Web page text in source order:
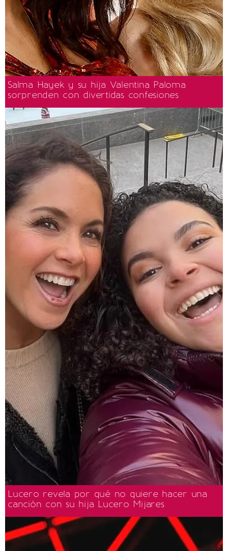
Salma Hayek y su hija Valentina Paloma
sorprenden con divertidas confesiones
Lucero revela por qué no quiere hacer una
canción con su hija Lucero Mijares